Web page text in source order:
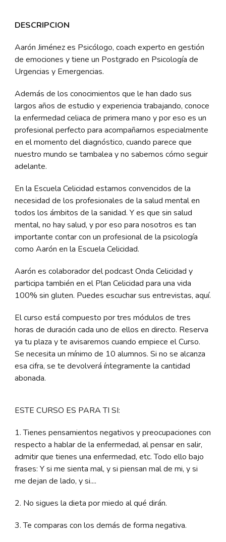
DESCRIPCION
Aarón Jiménez es Psicólogo, coach experto en gestión
de emociones y tiene un Postgrado en Psicología de
Urgencias y Emergencias.
Además de los conocimientos que le han dado sus
largos años de estudio y experiencia trabajando, conoce
la enfermedad celiaca de primera mano y por eso es un
profesional perfecto para acompañarnos especialmente
en el momento del diagnóstico, cuando parece que
nuestro mundo se tambalea y no sabemos cómo seguir
adelante.
En la Escuela Celicidad estamos convencidos de la
necesidad de los profesionales de la salud mental en
todos los ámbitos de la sanidad. Y es que sin salud
mental, no hay salud, y por eso para nosotros es tan
importante contar con un profesional de la psicología
como Aarón en la Escuela Celicidad.
Aarón es colaborador del podcast Onda Celicidad y
participa también en el Plan Celicidad para una vida
100% sin gluten. Puedes escuchar sus entrevistas, aquí.
El curso está compuesto por tres módulos de tres
horas de duración cada uno de ellos en directo. Reserva
ya tu plaza y te avisaremos cuando empiece el Curso.
Se necesita un mínimo de 10 alumnos. Si no se alcanza
esa cifra, se te devolverá íntegramente la cantidad
abonada.
ESTE CURSO ES PARA TI SI:
1. Tienes pensamientos negativos y preocupaciones con
respecto a hablar de la enfermedad, al pensar en salir,
admitir que tienes una enfermedad, etc. Todo ello bajo
frases: Y si me sienta mal, y si piensan mal de mi, y si
me dejan de lado, y si....
2. No sigues la dieta por miedo al qué dirán.
3. Te comparas con los demás de forma negativa.